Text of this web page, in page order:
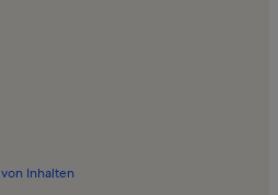
Strand
Inhalten